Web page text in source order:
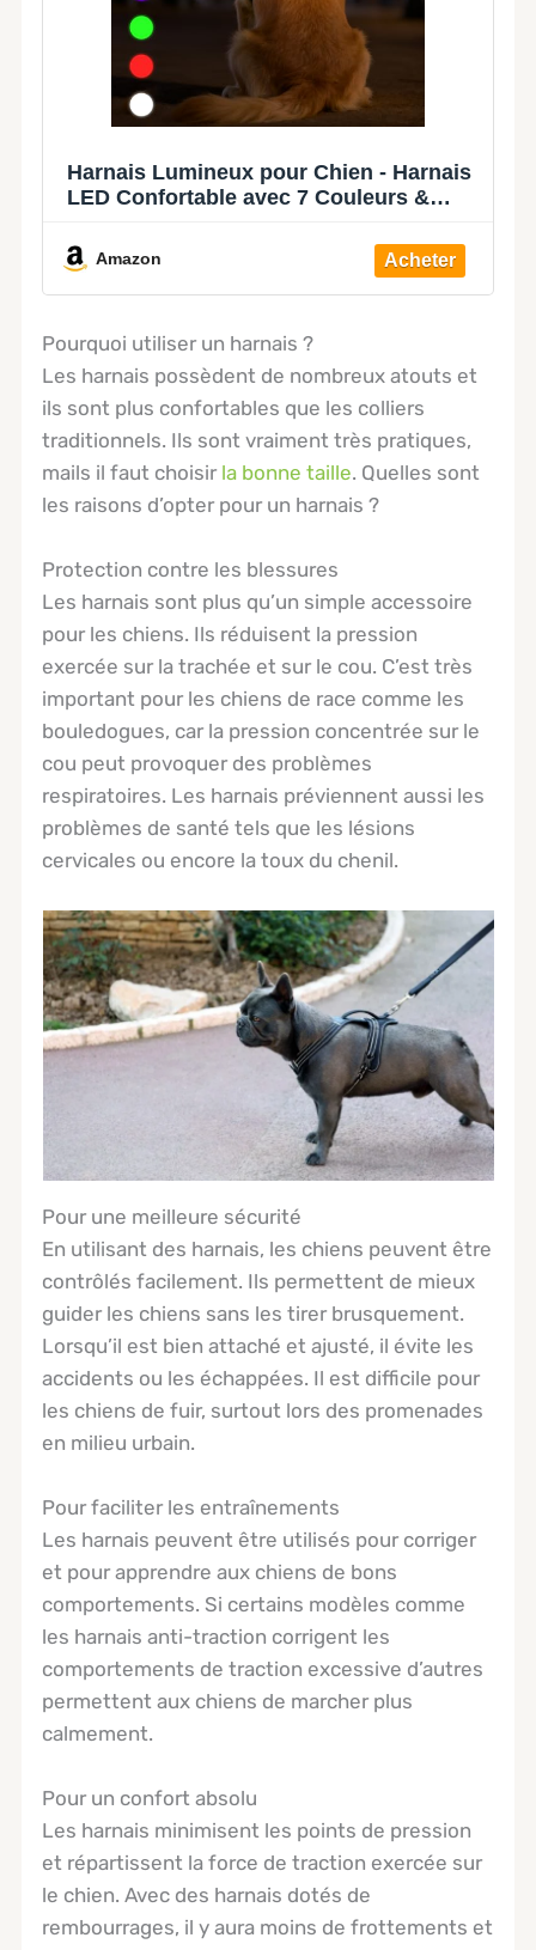
Harnais Lumineux pour Chien - Harnais
LED Confortable avec 7 Couleurs &
C, 11h d'Autonomie - pour Chiens de
Taille Moyenne 8-25kg
Amazon
Pourquoi utiliser un harnais ?
Les harnais possèdent de nombreux atouts et
ils sont plus confortables que les colliers
traditionnels. Ils sont vraiment très pratiques,
mails il faut choisir la bonne taille. Quelles sont
les raisons d’opter pour un harnais ?
Protection contre les blessures
Les harnais sont plus qu’un simple accessoire
pour les chiens. Ils réduisent la pression
exercée sur la trachée et sur le cou. C’est très
important pour les chiens de race comme les
bouledogues, car la pression concentrée sur le
cou peut provoquer des problèmes
respiratoires. Les harnais préviennent aussi les
problèmes de santé tels que les lésions
cervicales ou encore la toux du chenil.
Pour une meilleure sécurité
En utilisant des harnais, les chiens peuvent être
contrôlés facilement. Ils permettent de mieux
guider les chiens sans les tirer brusquement.
Lorsqu’il est bien attaché et ajusté, il évite les
accidents ou les échappées. Il est difficile pour
les chiens de fuir, surtout lors des promenades
en milieu urbain.
Pour faciliter les entraînements
Les harnais peuvent être utilisés pour corriger
et pour apprendre aux chiens de bons
comportements. Si certains modèles comme
les harnais anti-traction corrigent les
comportements de traction excessive d’autres
permettent aux chiens de marcher plus
calmement.
Pour un confort absolu
Les harnais minimisent les points de pression
et répartissent la force de traction exercée sur
le chien. Avec des harnais dotés de
rembourrages, il y aura moins de frottements et